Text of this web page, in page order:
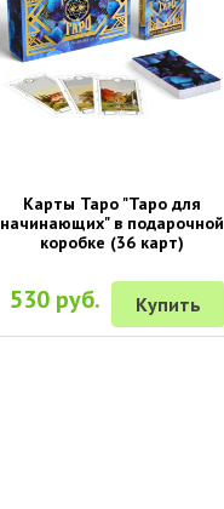
Карты Таро "Таро для
начинающих" в подарочной
коробке (36 карт)
530 руб. Купить